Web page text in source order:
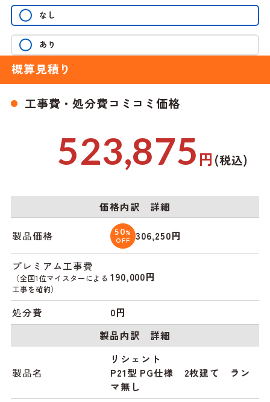
なし
あり
概算見積り
工事費・処分費コミコミ価格
523,875 円 (税込)
価格内訳 詳細
製品価格 50%
OFF
306,250円
プレミアム工事費
（全国1位マイスターによる
工事を確約）
190,000円
処分費
0円
製品内訳 詳細
製品名
リシェント
P21型 PG仕様 2枚建て ラン
マ無し